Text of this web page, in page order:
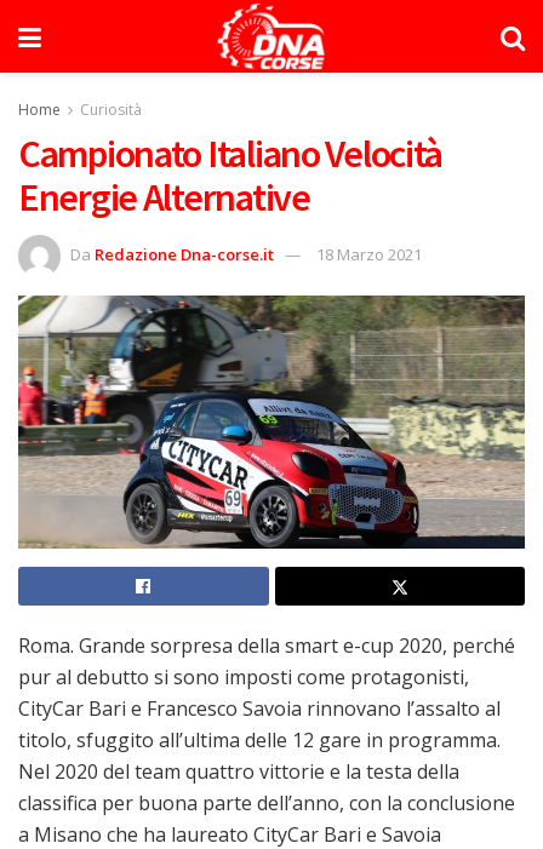
Home Curiosità
Campionato Italiano Velocità
Energie Alternative
Da Redazione Dna-corse.it 18 Marzo 2021
Roma. Grande sorpresa della smart e-cup 2020, perché
pur al debutto si sono imposti come protagonisti,
CityCar Bari e Francesco Savoia rinnovano l’assalto al
titolo, sfuggito all’ultima delle 12 gare in programma.
Nel 2020 del team quattro vittorie e la testa della
classifica per buona parte dell’anno, con la conclusione
a Misano che ha laureato CityCar Bari e Savoia